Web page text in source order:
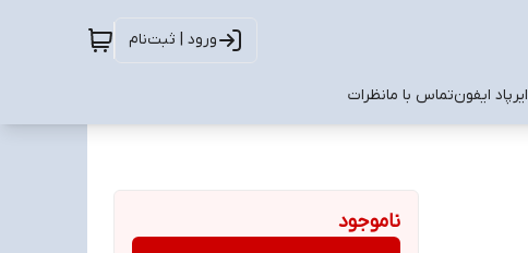
ورود | ثبت‌نام
ایرپاد ایفونتماس با مانظرات
ناموجود